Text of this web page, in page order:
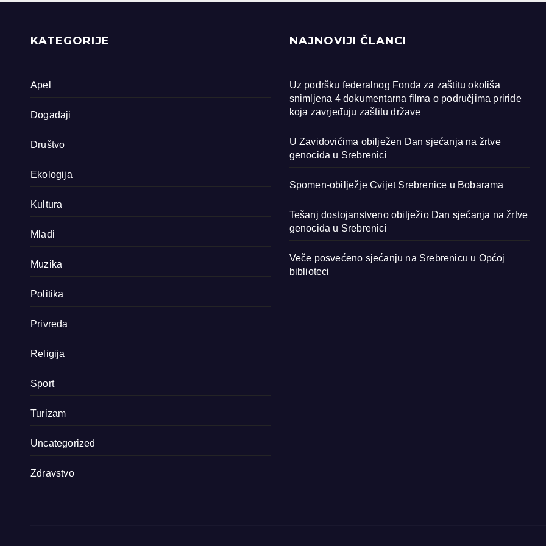
priride koja
države
KATEGORIJE
Apel
Događaji
Društvo
Ekologija
Kultura
Mladi
Muzika
Politika
Privreda
Religija
Sport
Turizam
Uncategorized
Zdravstvo
NAJNOVIJI ČLANCI
Uz podršku federalnog Fonda za zaštitu okoliša
snimljena 4 dokumentarna filma o područjima priride
koja zavrjeđuju zaštitu države
U Zavidovićima obilježen Dan sjećanja na žrtve
genocida u Srebrenici
Spomen-obilježje Cvijet Srebrenice u Bobarama
Tešanj dostojanstveno obilježio Dan sjećanja na žrtve
genocida u Srebrenici
Veče posvećeno sjećanju na Srebrenicu u Općoj
biblioteci